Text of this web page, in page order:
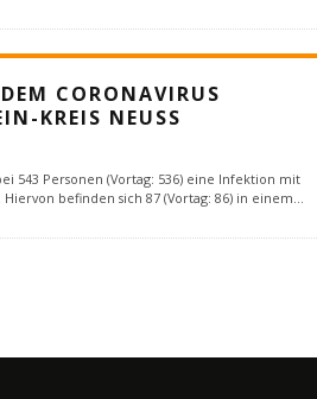
CORONAVIRUS
KREIS NEUSS
543 Personen (Vortag: 536) eine Infektion mit
befinden sich 87 (Vortag: 86) in einem...